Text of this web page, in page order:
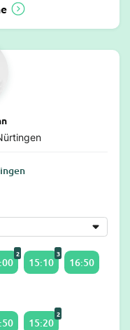
2
15:10
3
16:50
15:20
2